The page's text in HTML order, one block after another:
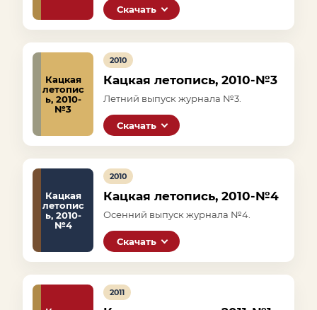
Скачать
Кацкая
летопис
ь, 2010-
№3
2010
Кацкая летопись, 2010-№3
Летний выпуск журнала №3.
Скачать
Кацкая
летопис
ь, 2010-
№4
2010
Кацкая летопись, 2010-№4
Осенний выпуск журнала №4.
Скачать
2011